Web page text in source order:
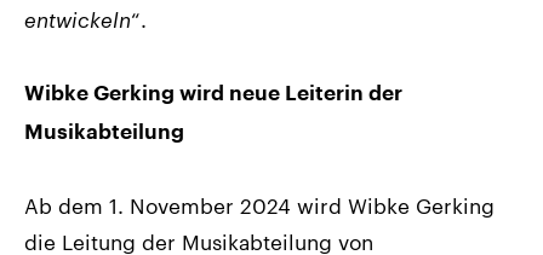
entwickeln“.
Wibke Gerking wird neue Leiterin der
Musikabteilung
Ab dem 1. November 2024 wird Wibke Gerking
die Leitung der Musikabteilung von